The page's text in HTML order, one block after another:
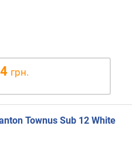
грн.
Townus Sub 12 White